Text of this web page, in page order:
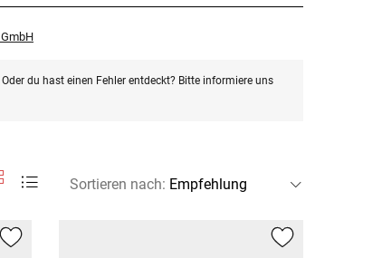
du hast einen Fehler entdeckt? Bitte informiere uns
Sortieren nach: